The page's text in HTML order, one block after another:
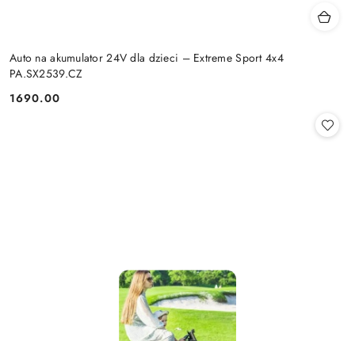
Auto na akumulator 24V dla dzieci – Extreme Sport 4x4
PA.SX2539.CZ
Cena:
1690.00